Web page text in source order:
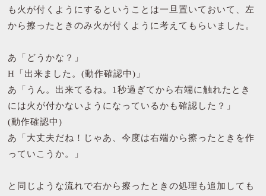
も火が付くようにするということは一旦置いておいて、左
から擦ったときのみ火が付くように考えてもらいました。
あ「どうかな？」
H「出来ました。(動作確認中)」
あ「うん。出来てるね。1秒過ぎてから右端に触れたとき
には火が付かないようになっているかも確認した？」
(動作確認中)
あ「大丈夫だね！じゃあ、今度は右端から擦ったときを作
っていこうか。」
と同じような流れで右から擦ったときの処理も追加しても